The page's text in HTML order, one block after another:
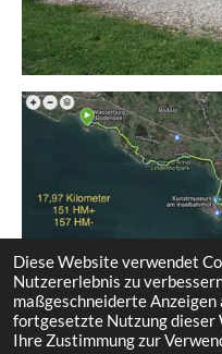
Diese Website verwendet
Nutzererlebnis zu
maßgeschneiderte Anzeigen
fortgesetzte Nutzung
Ihre Zustimmung zur